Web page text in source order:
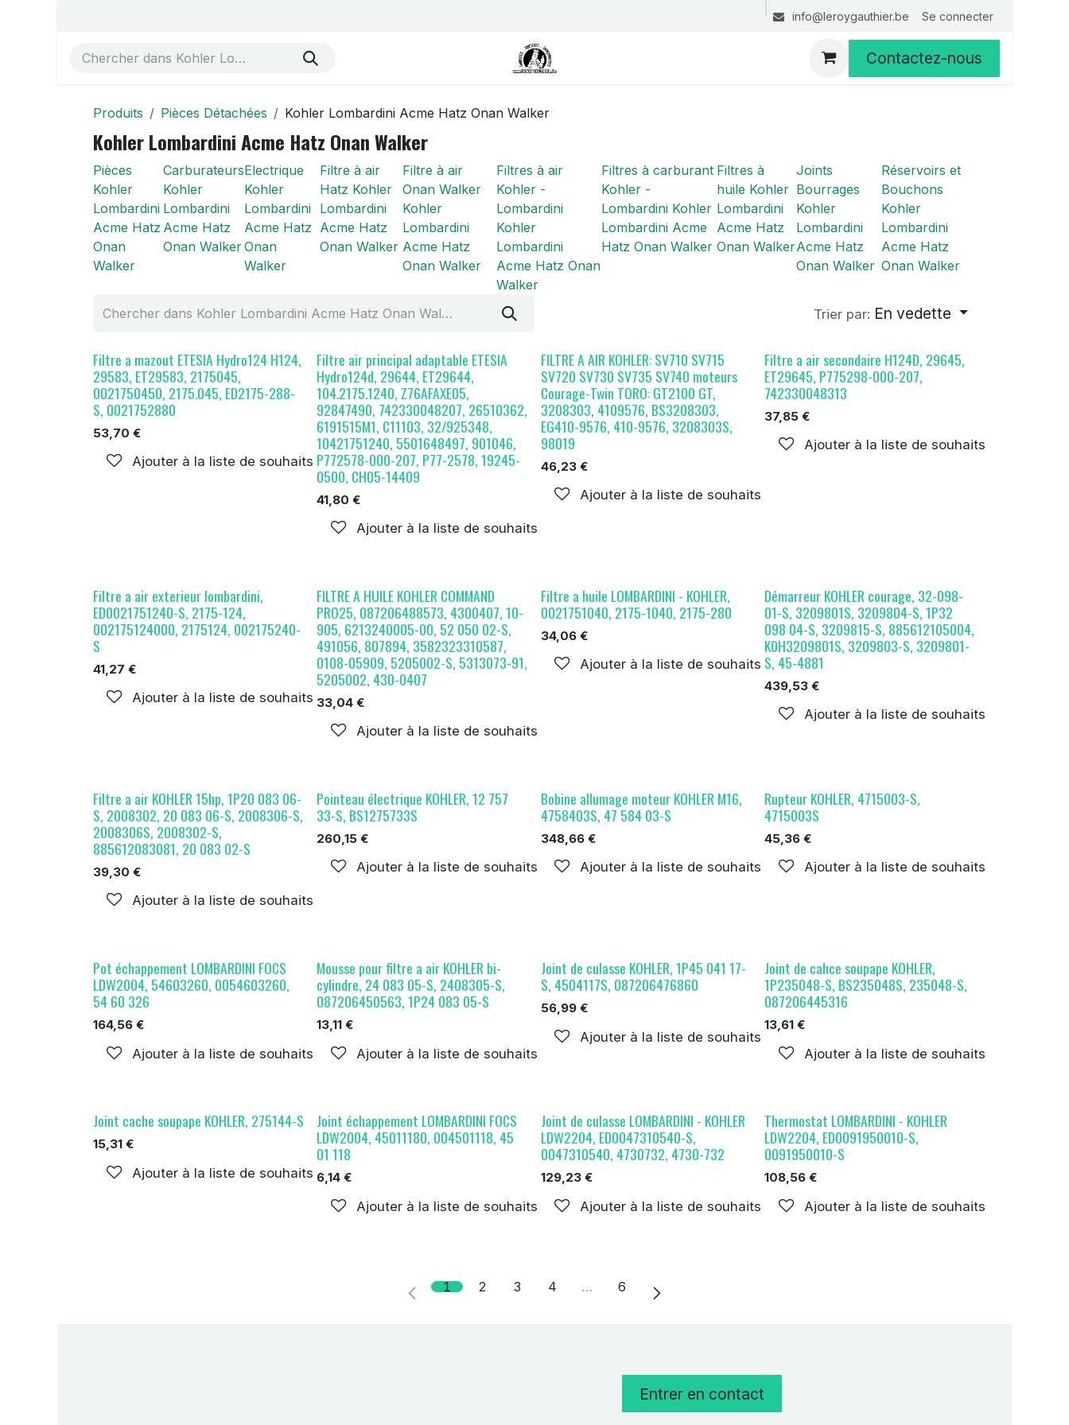
info@leroygauthier.be Se connecter
Contactez-nous
Produits Pièces Détachées Kohler Lombardini Acme Hatz Onan Walker
Kohler Lombardini Acme Hatz Onan Walker
Pièces
Kohler
Lombardini
Acme Hatz
Onan
Walker
Carburateurs
Kohler
Lombardini
Acme Hatz
Onan Walker
Electrique
Kohler
Lombardini
Acme Hatz
Onan
Walker
Filtre à air
Hatz Kohler
Lombardini
Acme Hatz
Onan Walker
Filtre à air
Onan Walker
Kohler
Lombardini
Acme Hatz
Onan Walker
Filtres à air
Kohler -
Lombardini
Kohler
Lombardini
Acme Hatz Onan
Walker
Filtres à carburant
Kohler -
Lombardini Kohler
Lombardini Acme
Hatz Onan Walker
Filtres à
huile Kohler
Lombardini
Acme Hatz
Onan Walker
Joints
Bourrages
Kohler
Lombardini
Acme Hatz
Onan Walker
Réservoirs et
Bouchons
Kohler
Lombardini
Acme Hatz
Onan Walker
Trier par: En vedette
Filtre a mazout ETESIA Hydro124 H124,
29583, ET29583, 2175045,
0021750450, 2175.045, ED2175-288-
S, 0021752880
53,70 €
Ajouter à la liste de souhaits
Filtre air principal adaptable ETESIA
Hydro124d, 29644, ET29644,
104.2175.1240, Z76AFAXE05,
92847490, 742330048207, 26510362,
6191515M1, C11103, 32/925348,
10421751240, 5501648497, 901046,
P772578-000-207, P77-2578, 19245-
0500, CH05-14409
41,80 €
Ajouter à la liste de souhaits
FILTRE A AIR KOHLER: SV710 SV715
SV720 SV730 SV735 SV740 moteurs
Courage-Twin TORO: GT2100 GT,
3208303, 4109576, BS3208303,
EG410-9576, 410-9576, 3208303S,
98019
46,23€
Ajouter à la liste de souhaits
Filtre a air secondaire H124D, 29645,
ET29645, P775298-000-207,
742330048313
37,85 €
Ajouter à la liste de souhaits
Filtre a air exterieur lombardini,
ED0021751240-S, 2175-124,
002175124000, 2175124, 002175240-
S
41,27 €
Ajouter à la liste de souhaits
FILTRE A HUILE KOHLER COMMAND
PRO25, 087206488573, 4300407, 10-
905, 6213240005-00, 52 050 02-S,
491056, 807894, 3582323310587,
0108-05909, 5205002-S, 5313073-91,
5205002, 430-0407
33,04 €
Ajouter à la liste de souhaits
Filtre a huile LOMBARDINI - KOHLER,
0021751040, 2175-1040, 2175-280
34,06€
Ajouter à la liste de souhaits
Démarreur KOHLER courage, 32-098-
01-S, 3209801S, 3209804-S, 1P32
098 04-S, 3209815-S, 885612105004,
K0H3209801S, 3209803-S, 3209801-
S, 45-4881
439,53 €
Ajouter à la liste de souhaits
Filtre a air KOHLER 15hp, 1P20 083 06-
S, 2008302, 20 083 06-S, 2008306-S,
2008306S, 2008302-S,
885612083081, 20 083 02-S
39,30 €
Ajouter à la liste de souhaits
Pointeau électrique KOHLER, 12 757
33-S, BS1275733S
260,15 €
Ajouter à la liste de souhaits
Bobine allumage moteur KOHLER M16,
4758403S, 47 584 03-S
348,66€
Ajouter à la liste de souhaits
Rupteur KOHLER, 4715003-S,
4715003S
45,36 €
Ajouter à la liste de souhaits
Pot échappement LOMBARDINI FOCS
LDW2004, 54603260, 0054603260,
54 60 326
164,56 €
Ajouter à la liste de souhaits
Mousse pour filtre a air KOHLER bi-
cylindre, 24 083 05-S, 2408305-S,
087206450563, 1P24 083 05-S
13,11 €
Ajouter à la liste de souhaits
Joint de culasse KOHLER, 1P45 041 17-
S, 4504117S, 087206476860
56,99€
Ajouter à la liste de souhaits
Joint de cahce soupape KOHLER,
1P235048-S, BS235048S, 235048-S,
087206445316
13,61 €
Ajouter à la liste de souhaits
Joint cache soupape KOHLER, 275144-S
15,31 €
Ajouter à la liste de souhaits
Joint échappement LOMBARDINI FOCS
LDW2004, 45011180, 004501118, 45
01 118
6,14 €
Ajouter à la liste de souhaits
Joint de culasse LOMBARDINI - KOHLER
LDW2204, ED0047310540-S,
0047310540, 4730732, 4730-732
129,23€
Ajouter à la liste de souhaits
Thermostat LOMBARDINI - KOHLER
LDW2204, ED0091950010-S,
0091950010-S
108,56 €
Ajouter à la liste de souhaits
1 2 3 4 … 6
Entrer en contact